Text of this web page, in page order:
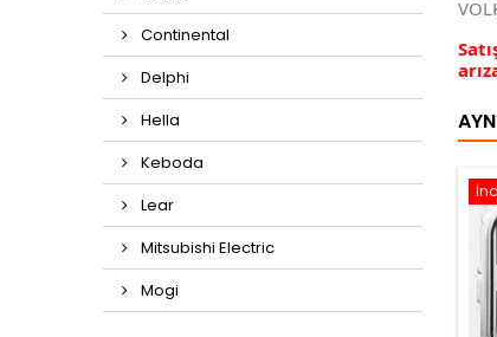
Continental
Delphi
Hella
Keboda
Lear
Mitsubishi Electric
Mogi